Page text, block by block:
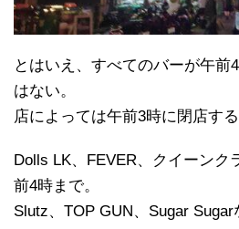
とはいえ、すべてのバーが午前
はない。
店によっては午前3時に閉店する
Dolls LK、FEVER、クイーンク
前4時まで。
Slutz、TOP GUN、Sugar Sugar